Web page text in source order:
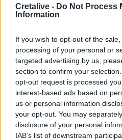
Cretalive - Do Not Process
Information
If you wish to opt-out of the
processing of your personal or
targeted advertising by us,
section to confirm your
opt-out request is processed
interest-based ads based on
us or personal information
your opt-out. You may
disclosure of your personal
IAB’s list of downstream
ΟΦΗ: Αυτός πρέπει να είναι,
Σούπερ Καπ
08:08
Πυρά σε λύκειο στην Ταϊλάνδη
08:06
«Τριλογία» επετειακών
Αρκαδική Εθελοθυσία
07:59
Τα πρωτοσέλιδα των